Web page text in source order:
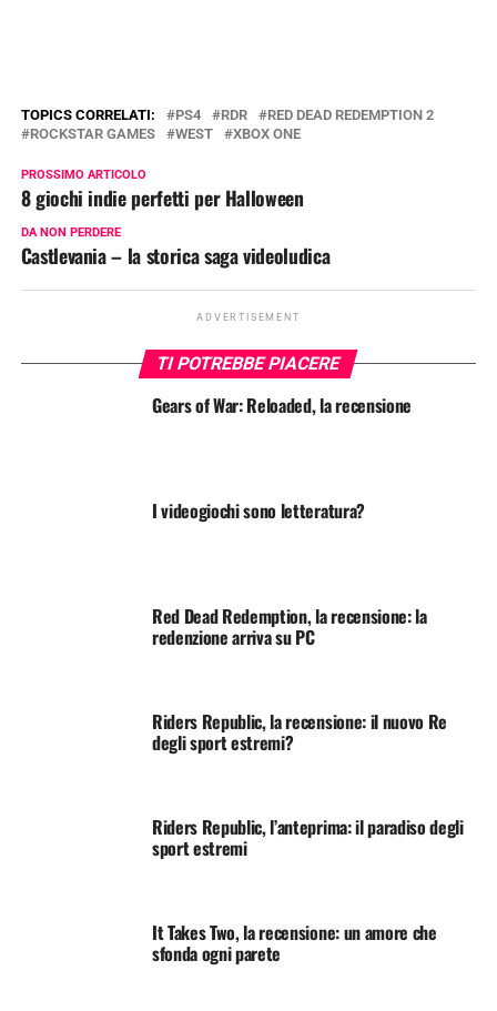
TOPICS CORRELATI: PS4 RDR
RED DEAD REDEMPTION 2
ROCKSTAR GAMES
WEST XBOX ONE
PROSSIMO ARTICOLO
8 giochi indie perfetti per Halloween
DA NON PERDERE
Castlevania – la storica saga videoludica
ADVERTISEMENT
TI POTREBBE PIACERE
Gears of War: Reloaded, la recensione
I videogiochi sono letteratura?
Red Dead Redemption, la recensione: la
redenzione arriva su PC
Riders Republic, la recensione: il nuovo Re
degli sport estremi?
Riders Republic, l’anteprima: il paradiso degli
sport estremi
It Takes Two, la recensione: un amore che
sfonda ogni parete